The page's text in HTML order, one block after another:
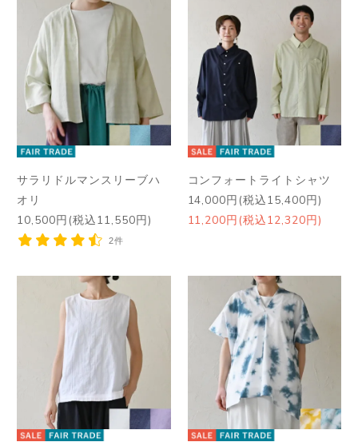
サラリドルマンスリーブハ
オリ
10,500円(税込11,550円)
2件
コンフォートライトシャツ
14,000円(税込15,400円)
11,200円(税込12,320円)